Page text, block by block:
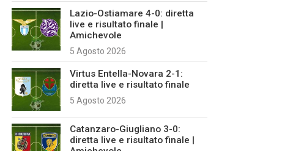
Lazio-Ostiamare 4-0: diretta
live e risultato finale |
Amichevole
5 Agosto 2026
Virtus Entella-Novara 2-1:
diretta live e risultato finale
5 Agosto 2026
Catanzaro-Giugliano 3-0:
diretta live e risultato finale |